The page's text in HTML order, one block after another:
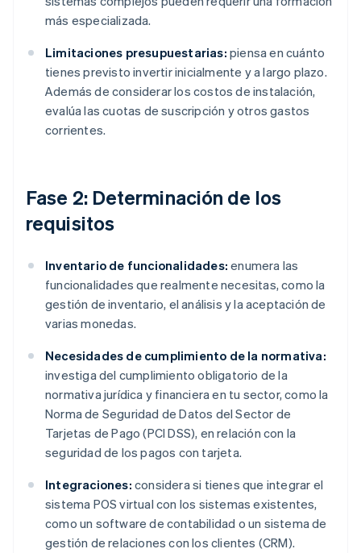
más especializada.
Limitaciones presupuestarias: piensa en cuánto
tienes previsto invertir inicialmente y a largo plazo.
Además de considerar los costos de instalación,
evalúa las cuotas de suscripción y otros gastos
corrientes.
Fase 2: Determinación de los
requisitos
Inventario de funcionalidades: enumera las
funcionalidades que realmente necesitas, como la
gestión de inventario, el análisis y la aceptación de
varias monedas.
Necesidades de cumplimiento de la normativa:
investiga del cumplimiento obligatorio de la
normativa jurídica y financiera en tu sector, como la
Norma de Seguridad de Datos del Sector de
Tarjetas de Pago (PCI DSS), en relación con la
seguridad de los pagos con tarjeta.
Integraciones: considera si tienes que integrar el
sistema POS virtual con los sistemas existentes,
como un software de contabilidad o un sistema de
gestión de relaciones con los clientes (CRM).